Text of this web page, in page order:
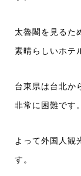
太魯閣を見るた
素晴らしいホテ
台東県は台北か
非常に困難です。
よって外国人観
す。